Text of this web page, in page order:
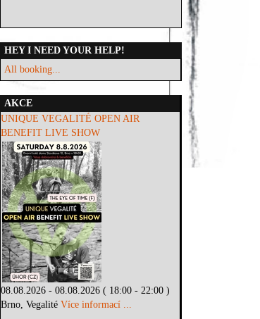
HEY I NEED YOUR HELP!
All booking...
AKCE
UNIQUE VEGALITÉ OPEN AIR
BENEFIT LIVE SHOW
08.08.2026 - 08.08.2026 ( 18:00 - 22:00 )
Brno, VegalitéVíce informací ...